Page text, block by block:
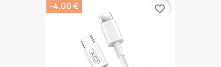
-4,00 € favorite_border